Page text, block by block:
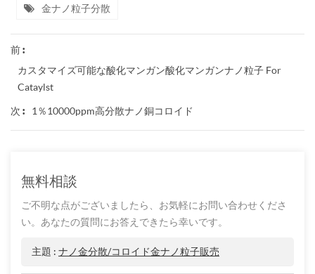
金ナノ粒子分散
前 :
カスタマイズ可能な酸化マンガン酸化マンガンナノ粒子 For
Cataylst
次 : 1％10000ppm高分散ナノ銅コロイド
無料相談
ご不明な点がございましたら、お気軽にお問い合わせくださ
い。あなたの質問にお答えできたら幸いです。
主題 : ナノ金分散/コロイド金ナノ粒子販売